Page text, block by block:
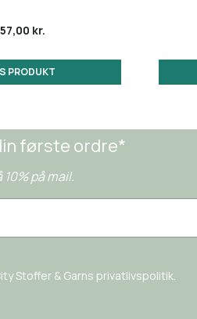
57,00 kr.
PRODUKT
første ordre*
på mail.
Stoffer & Garns privatlivspolitik.